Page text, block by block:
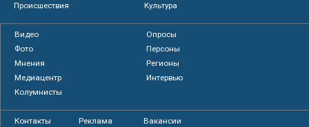
Происшествия
Культура
Видео
Опросы
Фото
Персоны
Мнения
Регионы
Медиацентр
Интервью
Колумнисты
Контакты Реклама Вакансии